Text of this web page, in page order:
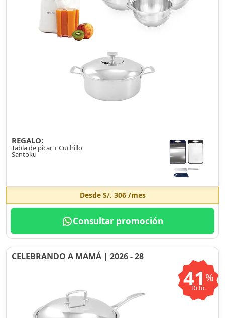
REGALO:
Tabla de picar + Cuchillo
Santoku
Desde S/. 306/mes
Consultar promoción
CELEBRANDO A MAMÁ | 2026 - 28
41 %
Dcto.